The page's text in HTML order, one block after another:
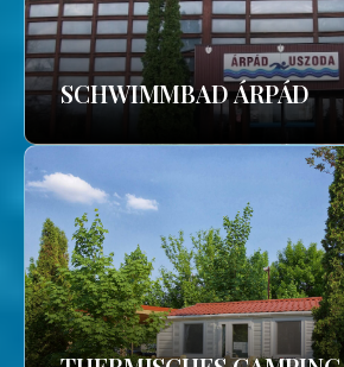
SCHWIMMBAD ÁRPÁD